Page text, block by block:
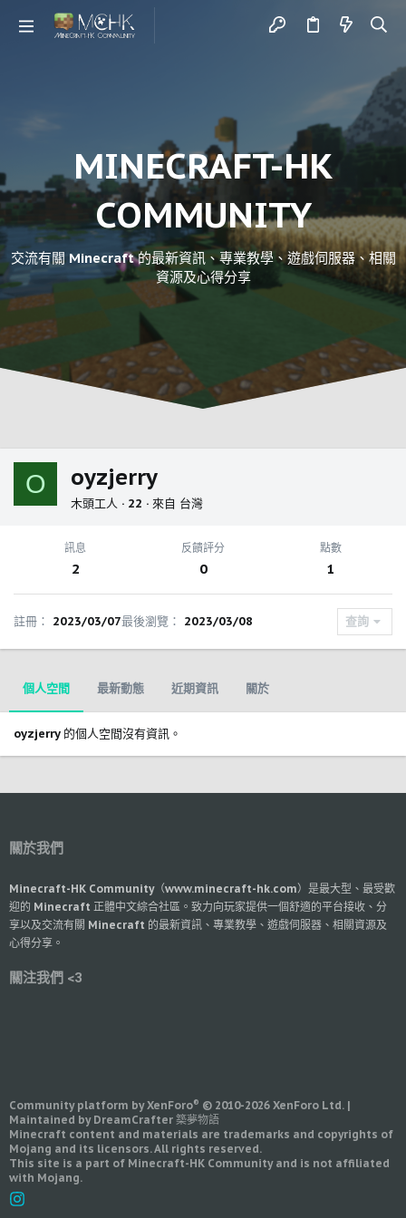
MINECRAFT-HK
COMMUNITY
交流有關 Minecraft 的最新資訊、專業教學、遊戲伺服器、相關
資源及心得分享
O oyzjerry
木頭工人 · 22 · 來自 台灣
訊息
2
反饋評分
0
點數
1
註冊 2023/03/07最後瀏覽 2023/03/08 查詢
個人空間 最新動態 近期資訊 關於
oyzjerry 的個人空間沒有資訊。
關於我們
Minecraft-HK Community（www.minecraft-hk.com）是最大型、最受歡
迎的 Minecraft 正體中文綜合社區。致力向玩家提供一個舒適的平台接收、分
享以及交流有關 Minecraft 的最新資訊、專業教學、遊戲伺服器、相關資源及
心得分享。
關注我們 <3
Community platform by XenForo® © 2010-2026 XenForo Ltd. |
Maintained by DreamCrafter 築夢物語
Minecraft content and materials are trademarks and copyrights of
Mojang and its licensors. All rights reserved.
This site is a part of Minecraft-HK Community and is not affiliated
with Mojang.